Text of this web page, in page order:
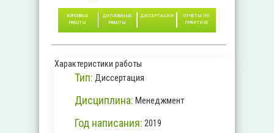
КУРСОВЫЕ
РАБОТЫ
ДИПЛОМНЫЕ
РАБОТЫ
ДИССЕРТАЦИИ
ОТЧЕТЫ ПО
ПРАКТИКЕ
Характеристики работы
Тип: Диссертация
Дисциплина: Менеджмент
Год написания: 2019